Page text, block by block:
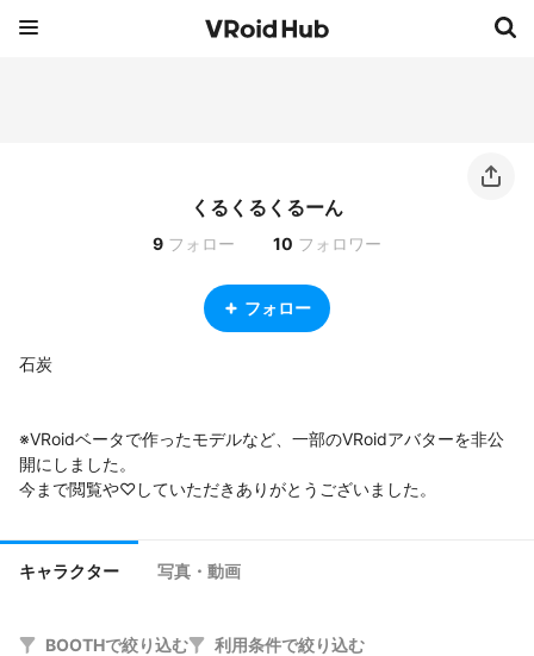
くるくるくるーん
9 フォロー 10 フォロワー
フォロー
石炭
※VRoidベータで作ったモデルなど、一部のVRoidアバターを非公
開にしました。
今まで閲覧や♡していただきありがとうございました。
キャラクター 写真・動画
BOOTHで絞り込む 利用条件で絞り込む